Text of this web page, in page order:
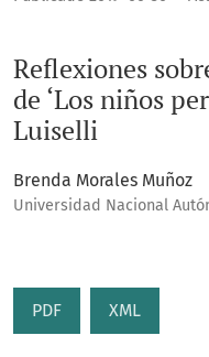
Reflexiones
de ‘Los niños
Luiselli
Brenda Morales Muñoz
Universidad Nacional
PDF XML